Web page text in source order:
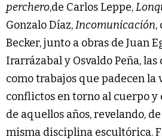
perchero,de Carlos Leppe,
Gonzalo Díaz,Incomunicación,
Becker, junto a obras de Juan
Irarrázabal y Osvaldo Peña,
como trabajos que padecen la
conflictos en torno al cuerpo y
de aquellos años, revelando,
misma disciplina escultórica.